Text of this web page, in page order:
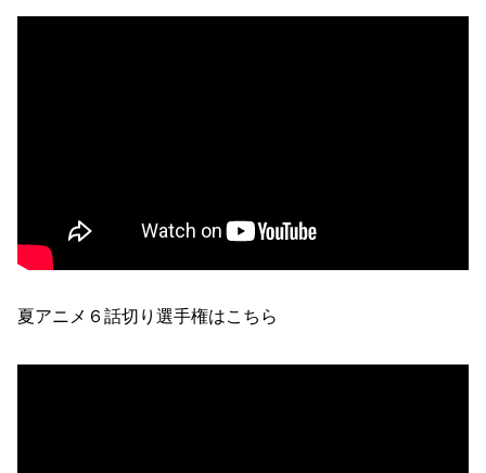
夏アニメ６話切り選手権はこちら